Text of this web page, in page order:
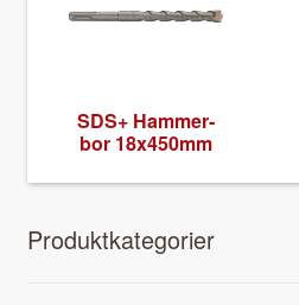
SDS+ Ham­mer­
bor 18x450mm
Pro­duk­tkat­e­gori­er